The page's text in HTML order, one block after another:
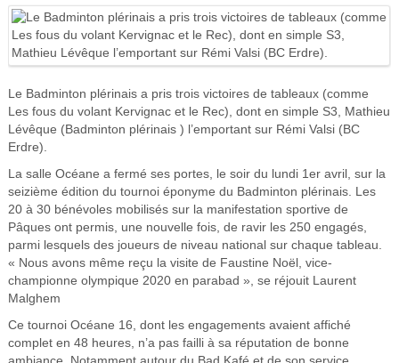
Le Badminton plérinais a pris trois victoires de tableaux (comme
Les fous du volant Kervignac et le Rec), dont en simple S3, Mathieu
Lévêque (Badminton plérinais ) l’emportant sur Rémi Valsi (BC
Erdre).
La salle Océane a fermé ses portes, le soir du lundi 1er avril, sur la
seizième édition du tournoi éponyme du Badminton plérinais. Les
20 à 30 bénévoles mobilisés sur la manifestation sportive de
Pâques ont permis, une nouvelle fois, de ravir les 250 engagés,
parmi lesquels des joueurs de niveau national sur chaque tableau.
« Nous avons même reçu la visite de Faustine Noël, vice-
championne olympique 2020 en parabad », se réjouit Laurent
Malghem
Ce tournoi Océane 16, dont les engagements avaient affiché
complet en 48 heures, n’a pas failli à sa réputation de bonne